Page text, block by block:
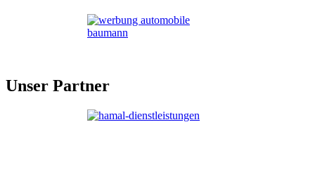
"31. Zeitzer Bikertreffen" vom 08.05. bis
Unser Partner